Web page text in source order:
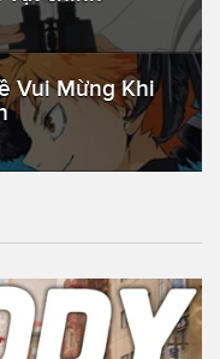
Vui Mừng Khi